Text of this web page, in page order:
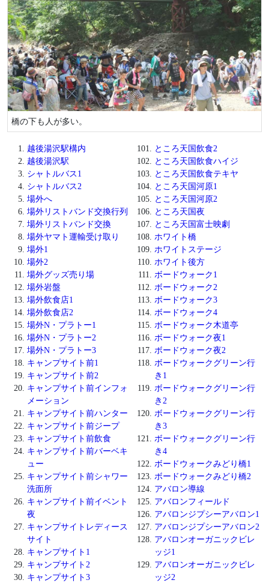
橋の下も人が多い。
越後湯沢駅構内
越後湯沢駅
シャトルバス1
シャトルバス2
場外へ
場外リストバンド交換行列
場外リストバンド交換
場外ヤマト運輸受け取り
場外1
場外2
場外グッズ売り場
場外岩盤
場外飲食店1
場外飲食店2
場外N・プラトー1
場外N・プラトー2
場外N・プラトー3
キャンプサイト前1
キャンプサイト前2
キャンプサイト前インフォ
メーション
キャンプサイト前ハンター
キャンプサイト前ジープ
キャンプサイト前飲食
キャンプサイト前バーベキ
ュー
キャンプサイト前シャワー
洗面所
キャンプサイト前イベント
夜
キャンプサイトレディース
サイト
キャンプサイト1
キャンプサイト2
キャンプサイト3
ところ天国飲食2
ところ天国飲食ハイジ
ところ天国飲食テキヤ
ところ天国河原1
ところ天国河原2
ところ天国夜
ところ天国富士映劇
ホワイト橋
ホワイトステージ
ホワイト後方
ボードウォーク1
ボードウォーク2
ボードウォーク3
ボードウォーク4
ボードウォーク木道亭
ボードウォーク夜1
ボードウォーク夜2
ボードウォークグリーン行
き1
ボードウォークグリーン行
き2
ボードウォークグリーン行
き3
ボードウォークグリーン行
き4
ボードウォークみどり橋1
ボードウォークみどり橋2
アバロン導線
アバロンフィールド
アバロンジプシーアバロン1
アバロンジプシーアバロン2
アバロンオーガニックビレ
ッジ1
アバロンオーガニックビレ
ッジ2